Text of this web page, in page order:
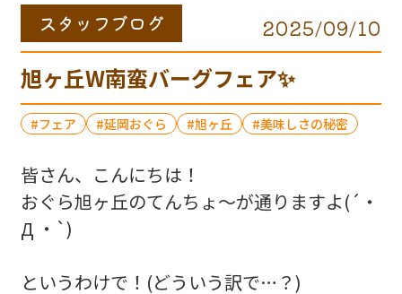
スタッフブログ 2025/09/10
旭ヶ丘W南蛮バーグフェア✨️
フェア 延岡おぐら 旭ヶ丘 美味しさの秘密
皆さん、こんにちは！
おぐら旭ヶ丘のてんちょ〜が通りますよ(´・
Д ・`)
というわけで！(どういう訳で…？)